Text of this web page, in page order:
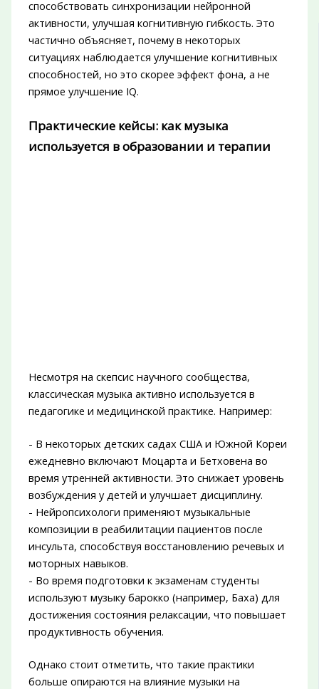
способствовать синхронизации нейронной
активности, улучшая когнитивную гибкость. Это
частично объясняет, почему в некоторых
ситуациях наблюдается улучшение когнитивных
способностей, но это скорее эффект фона, а не
прямое улучшение IQ.
Практические кейсы: как музыка
используется в образовании и терапии
Несмотря на скепсис научного сообщества,
классическая музыка активно используется в
педагогике и медицинской практике. Например:
- В некоторых детских садах США и Южной Кореи
ежедневно включают Моцарта и Бетховена во
время утренней активности. Это снижает уровень
возбуждения у детей и улучшает дисциплину.
- Нейропсихологи применяют музыкальные
композиции в реабилитации пациентов после
инсульта, способствуя восстановлению речевых и
моторных навыков.
- Во время подготовки к экзаменам студенты
используют музыку барокко (например, Баха) для
достижения состояния релаксации, что повышает
продуктивность обучения.
Однако стоит отметить, что такие практики
больше опираются на влияние музыки на